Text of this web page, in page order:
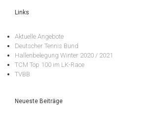
Links
Aktuelle Angebote
Deutscher Tennis Bund
Hallenbelegung Winter 2020 / 2021
TCM Top 100 im LK-Race
TVBB
Neueste Beiträge